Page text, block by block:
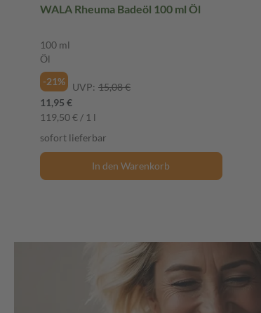
WALA Rheuma Badeöl 100 ml Öl
100 ml
Öl
-21%
UVP: 15,08 €
11,95 €
119,50 € / 1 l
sofort lieferbar
In den Warenkorb